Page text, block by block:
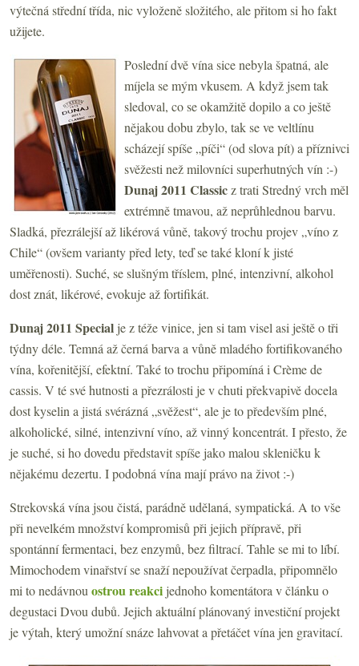
výtečná střední třída, nic vyloženě složitého, ale přitom si ho fakt
užijete.
Poslední dvě vína sice nebyla špatná, ale
míjela se mým vkusem. A když jsem tak
sledoval, co se okamžitě dopilo a co ještě
nějakou dobu zbylo, tak se ve veltlínu
scházejí spíše „píči“ (od slova pít) a příznivci
svěžesti než milovníci superhutných vín :-)
Dunaj 2011 Classicz trati Stredný vrch měl
extrémně tmavou, až neprůhlednou barvu.
Sladká, přezrálejší až likérová vůně, takový trochu projev „víno z
Chile“ (ovšem varianty před lety, teď se také kloní k jisté
uměřenosti). Suché, se slušným tříslem, plné, intenzivní, alkohol
dost znát, likérové, evokuje až fortifikát.
Dunaj 2011 Special je z téže vinice, jen si tam visel asi ještě o tři
týdny déle. Temná až černá barva a vůně mladého fortifikovaného
vína, kořenitější, efektní. Také to trochu připomíná i Crème de
cassis. V té své hutnosti a přezrálosti je v chuti překvapivě docela
dost kyselin a jistá svérázná „svěžest“, ale je to především plné,
alkoholické, silné, intenzivní víno, až vinný koncentrát. I přesto, že
je suché, si ho dovedu představit spíše jako malou skleničku k
nějakému dezertu. I podobná vína mají právo na život :-)
Strekovská vína jsou čistá, parádně udělaná, sympatická. A to vše
při nevelkém množství kompromisů při jejich přípravě, při
spontánní fermentaci, bez enzymů, bez filtrací. Tahle se mi to líbí.
Mimochodem vinařství se snaží nepoužívat čerpadla, připomnělo
mi to nedávnou ostrou reakci jednoho komentátora v článku o
degustaci Dvou dubů. Jejich aktuální plánovaný investiční projekt
je výtah, který umožní snáze lahvovat a přetáčet vína jen gravitací.